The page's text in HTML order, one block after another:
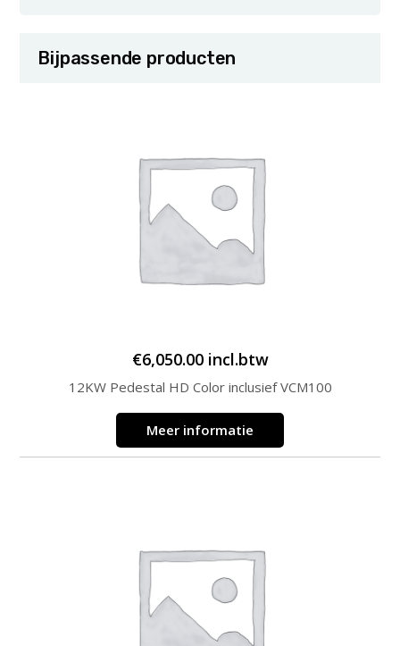
Bijpassende producten
€6,050.00 incl.btw
12KW Pedestal HD Color inclusief VCM100
Meer informatie